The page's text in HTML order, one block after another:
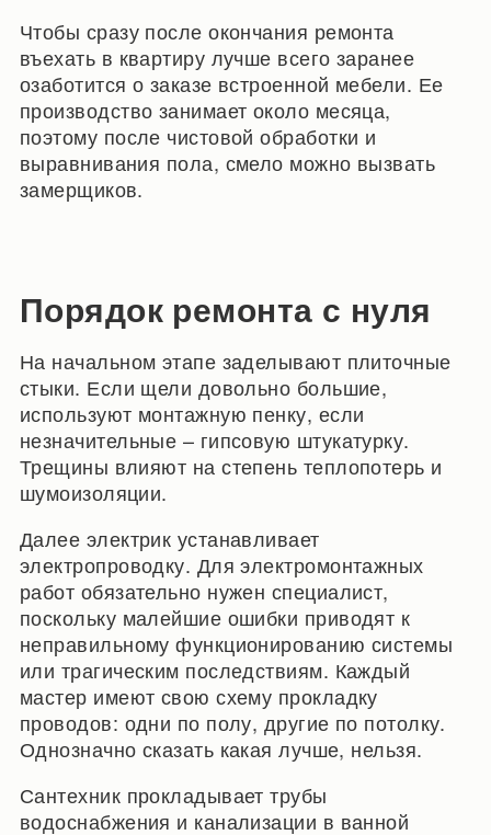
Чтобы сразу после окончания ремонта
въехать в квартиру лучше всего заранее
озаботится о заказе встроенной мебели. Ее
производство занимает около месяца,
поэтому после чистовой обработки и
выравнивания пола, смело можно вызвать
замерщиков.
Порядок ремонта с нуля
На начальном этапе заделывают плиточные
стыки. Если щели довольно большие,
используют монтажную пенку, если
незначительные – гипсовую штукатурку.
Трещины влияют на степень теплопотерь и
шумоизоляции.
Далее электрик устанавливает
электропроводку. Для электромонтажных
работ обязательно нужен специалист,
поскольку малейшие ошибки приводят к
неправильному функционированию системы
или трагическим последствиям. Каждый
мастер имеют свою схему прокладку
проводов: одни по полу, другие по потолку.
Однозначно сказать какая лучше, нельзя.
Сантехник прокладывает трубы
водоснабжения и канализации в ванной